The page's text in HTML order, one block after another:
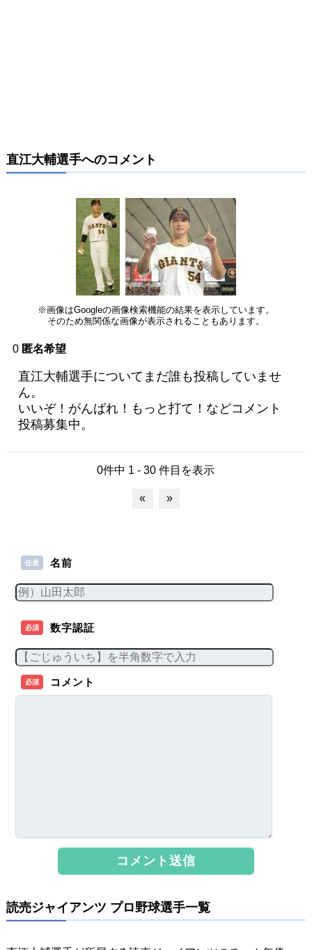
直江大輔選手へのコメント
※画像はGoogleの画像検索機能の結果を表示しています。
そのため無関係な画像が表示されることもあります。
0 匿名希望
直江大輔選手についてまだ誰も投稿していませ
ん。
いいぞ！がんばれ！もっと打て！などコメント
投稿募集中。
0件中 1 - 30 件目を表示
« »
任意 名前
必須 数字認証
必須 コメント
読売ジャイアンツ プロ野球選手一覧